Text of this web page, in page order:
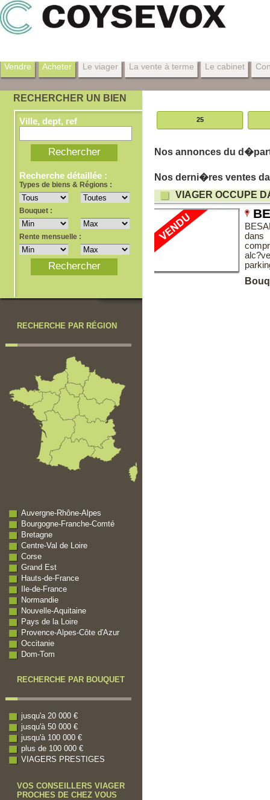
Vendre Acheter Le viager La vente à terme Le cabinet
RECHERCHER UN BIEN
Ville, dept, ref
Recherche détaillée :
Types de biens & Régions :
Bouquet :
Rente mensuelle :
RECHERCHE PAR RÉGION
Auvergne-Rhône-Alpes
Bourgogne-Franche-Comté
Bretagne
Centre-Val de Loire
Corse
Grand Est
Hauts-de-France
Ile-de-France
Normandie
Nouvelle-Aquitaine
Pays de la Loire
Provence-Alpes-Côte d'Azur
Occitanie
Dom-Tom
RECHERCHE PAR BOUQUET
jusqu'a 20 000 €
jusqu'à 50 000 €
jusqu'à 100 000 €
plus de 100 000 €
VIAGERS PRESTIGES
VOS CONSEILLERS VIAGER
PROCHES DE CHEZ VOUS
25
Nos annonces du
Nos derni�res ventes
VIAGER OCCUPE
dans